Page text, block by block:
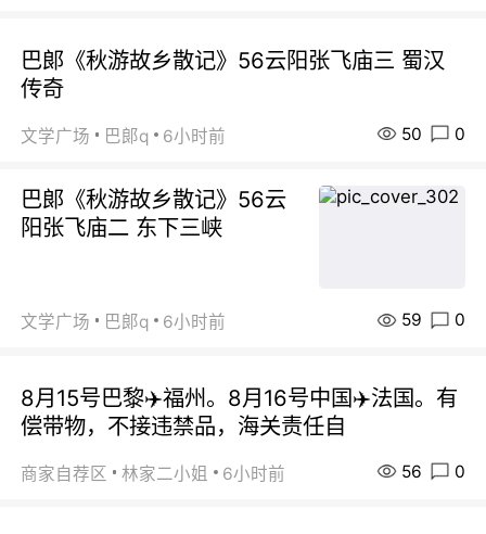
巴郞《秋游故乡散记》56云阳张飞庙三 蜀汉
传奇
文学广场 巴郞q 6小时前 50 0
巴郞《秋游故乡散记》56云
阳张飞庙二 东下三峡
文学广场 巴郞q 6小时前 59 0
8月15号巴黎✈️福州。8月16号中国✈️法国。有
偿带物，不接违禁品，海关责任自
商家自荐区 林家二小姐 6小时前 56 0